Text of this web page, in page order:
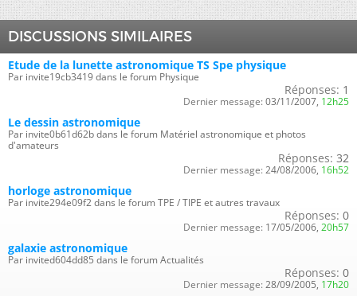
DISCUSSIONS SIMILAIRES
Etude de la lunette astronomique TS Spe physique
Par invite19cb3419 dans le forum Physique
Réponses: 1
Dernier message: 03/11/2007, 12h25
Le dessin astronomique
Par invite0b61d62b dans le forum Matériel astronomique et photos
d'amateurs
Réponses: 32
Dernier message: 24/08/2006, 16h52
horloge astronomique
Par invite294e09f2 dans le forum TPE / TIPE et autres travaux
Réponses: 0
Dernier message: 17/05/2006, 20h57
galaxie astronomique
Par invited604dd85 dans le forum Actualités
Réponses: 0
Dernier message: 28/09/2005, 17h20